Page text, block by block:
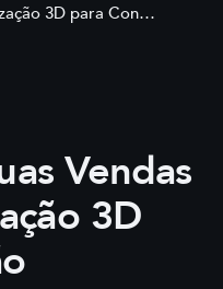
Renderização 3D para Construtoras
Vendas
3D